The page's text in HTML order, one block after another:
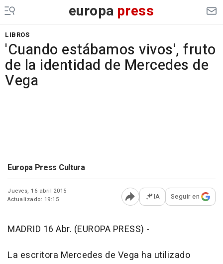
europa press
LIBROS
'Cuando estábamos vivos', fruto
de la identidad de Mercedes de
Vega
Europa Press Cultura
Jueves, 16 abril 2015
Actualizado: 19:15
Abrir opciones para
IA Seguir en
MADRID 16 Abr. (EUROPA PRESS) -
La escritora Mercedes de Vega ha utilizado